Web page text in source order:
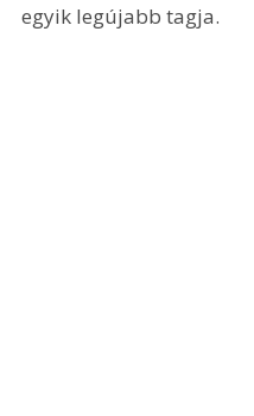
egyik legújabb tagja.